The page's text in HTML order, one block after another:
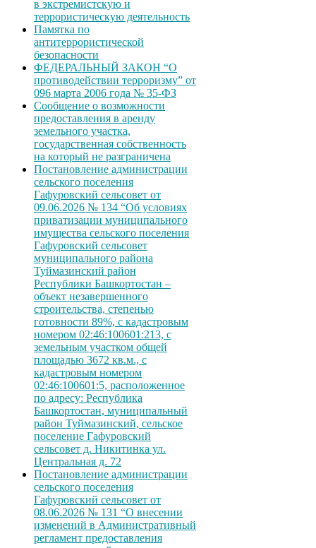
в экстремистскую и
террористическую деятельность
Памятка по
антитеррористической
безопасности
ФЕДЕРАЛЬНЫЙ ЗАКОН “О
противодействии терроризму” от
096 марта 2006 года № 35-ФЗ
Сообщение о возможности
предоставления в аренду
земельного участка,
государственная собственность
на который не разграничена
Постановление администрации
сельского поселения
Гафуровский сельсовет от
09.06.2026 № 134 “Об условиях
приватизации муниципального
имущества сельского поселения
Гафуровский сельсовет
муниципального района
Туймазинский район
Республики Башкортостан –
объект незавершенного
строительства, степенью
готовности 89%, с кадастровым
номером 02:46:100601:213, с
земельным участком общей
площадью 3672 кв.м., с
кадастровым номером
02:46:100601:5, расположенное
по адресу: Республика
Башкортостан, муниципальный
район Туймазинский, сельское
поселение Гафуровский
сельсовет д. Никитинка ул.
Центральная д. 72
Постановление администрации
сельского поселения
Гафуровский сельсовет от
08.06.2026 № 131 “О внесении
изменений в Административный
регламент предоставления